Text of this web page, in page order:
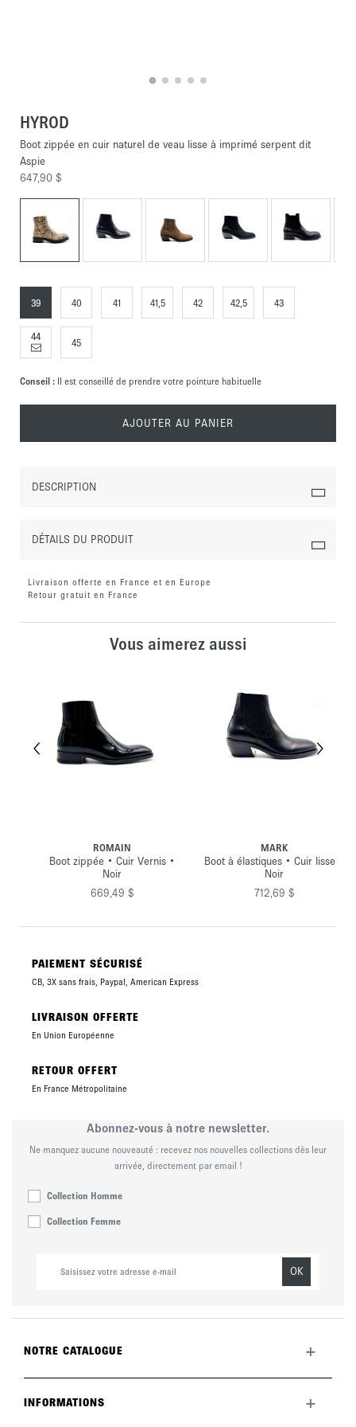
HYROD
Boot zippée en cuir naturel de veau lisse à imprimé serpent dit
Aspie
647,90 $
39 40 41 41,5 42 42,5 43
44
45
Conseil : Il est conseillé de prendre votre pointure habituelle
AJOUTER AU PANIER
DESCRIPTION
DÉTAILS DU PRODUIT
Livraison offerte en France et en Europe
Retour gratuit en France
Vous aimerez aussi
ROMAIN
Boot zippée • Cuir Vernis •
Noir
669,49 $
MARK
Boot à élastiques • Cuir lisse •
Noir
712,69 $
PAIEMENT SÉCURISÉ
CB, 3X sans frais, Paypal, American Express
LIVRAISON OFFERTE
En Union Européenne
RETOUR OFFERT
En France Métropolitaine
Abonnez-vous à notre newsletter.
Ne manquez aucune nouveauté : recevez nos nouvelles collections dès leur
arrivée, directement par email !
Collection Homme
Collection Femme
OK
NOTRE CATALOGUE +
La marque
INFORMATIONS +